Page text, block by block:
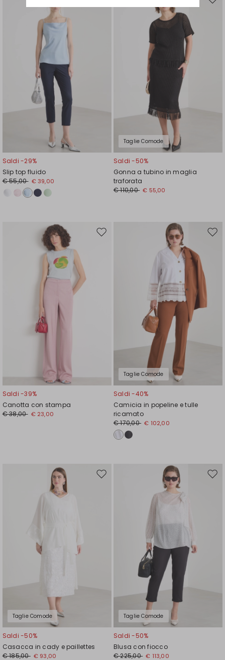
Saldi -29%
Slip top fluido
€ 55,00 € 39,00
Taglie Comode
Saldi -50%
Gonna a tubino in maglia
traforata
€ 110,00 € 55,00
Sposta
Saldi -39%
Canotta con stampa
€ 38,00 € 23,00
Taglie Comode
Saldi -40%
Camicia in popeline e tulle
ricamato
€ 170,00 € 102,00
Taglie Comode
Sposta
Saldi -50%
Casacca in cady e paillettes
€ 185,00 € 93,00
Taglie Comode
Saldi -50%
Blusa con fiocco
€ 225,00 € 113,00